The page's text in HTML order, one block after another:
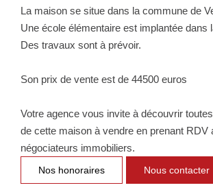
Espace Client Saint-Flour (VDS
Espace Client Aurillac
Espace Dossier Location
La maison se situe dans la commune de
Une école élémentaire est implantée dans
Des travaux sont à prévoir.
Son prix de vente est de 44500 euros
Votre agence vous invite à découvrir
de cette maison à vendre en prenant RDV
négociateurs immobiliers.
Nos honoraires Nous contacter